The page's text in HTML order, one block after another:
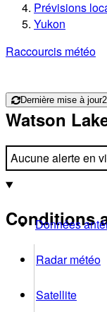
Prévisions
Yukon
Raccourcis météo
Dernière mise à jour
Watson
Aucune alerte en
Conditions
Données
Radar météo
Satellite